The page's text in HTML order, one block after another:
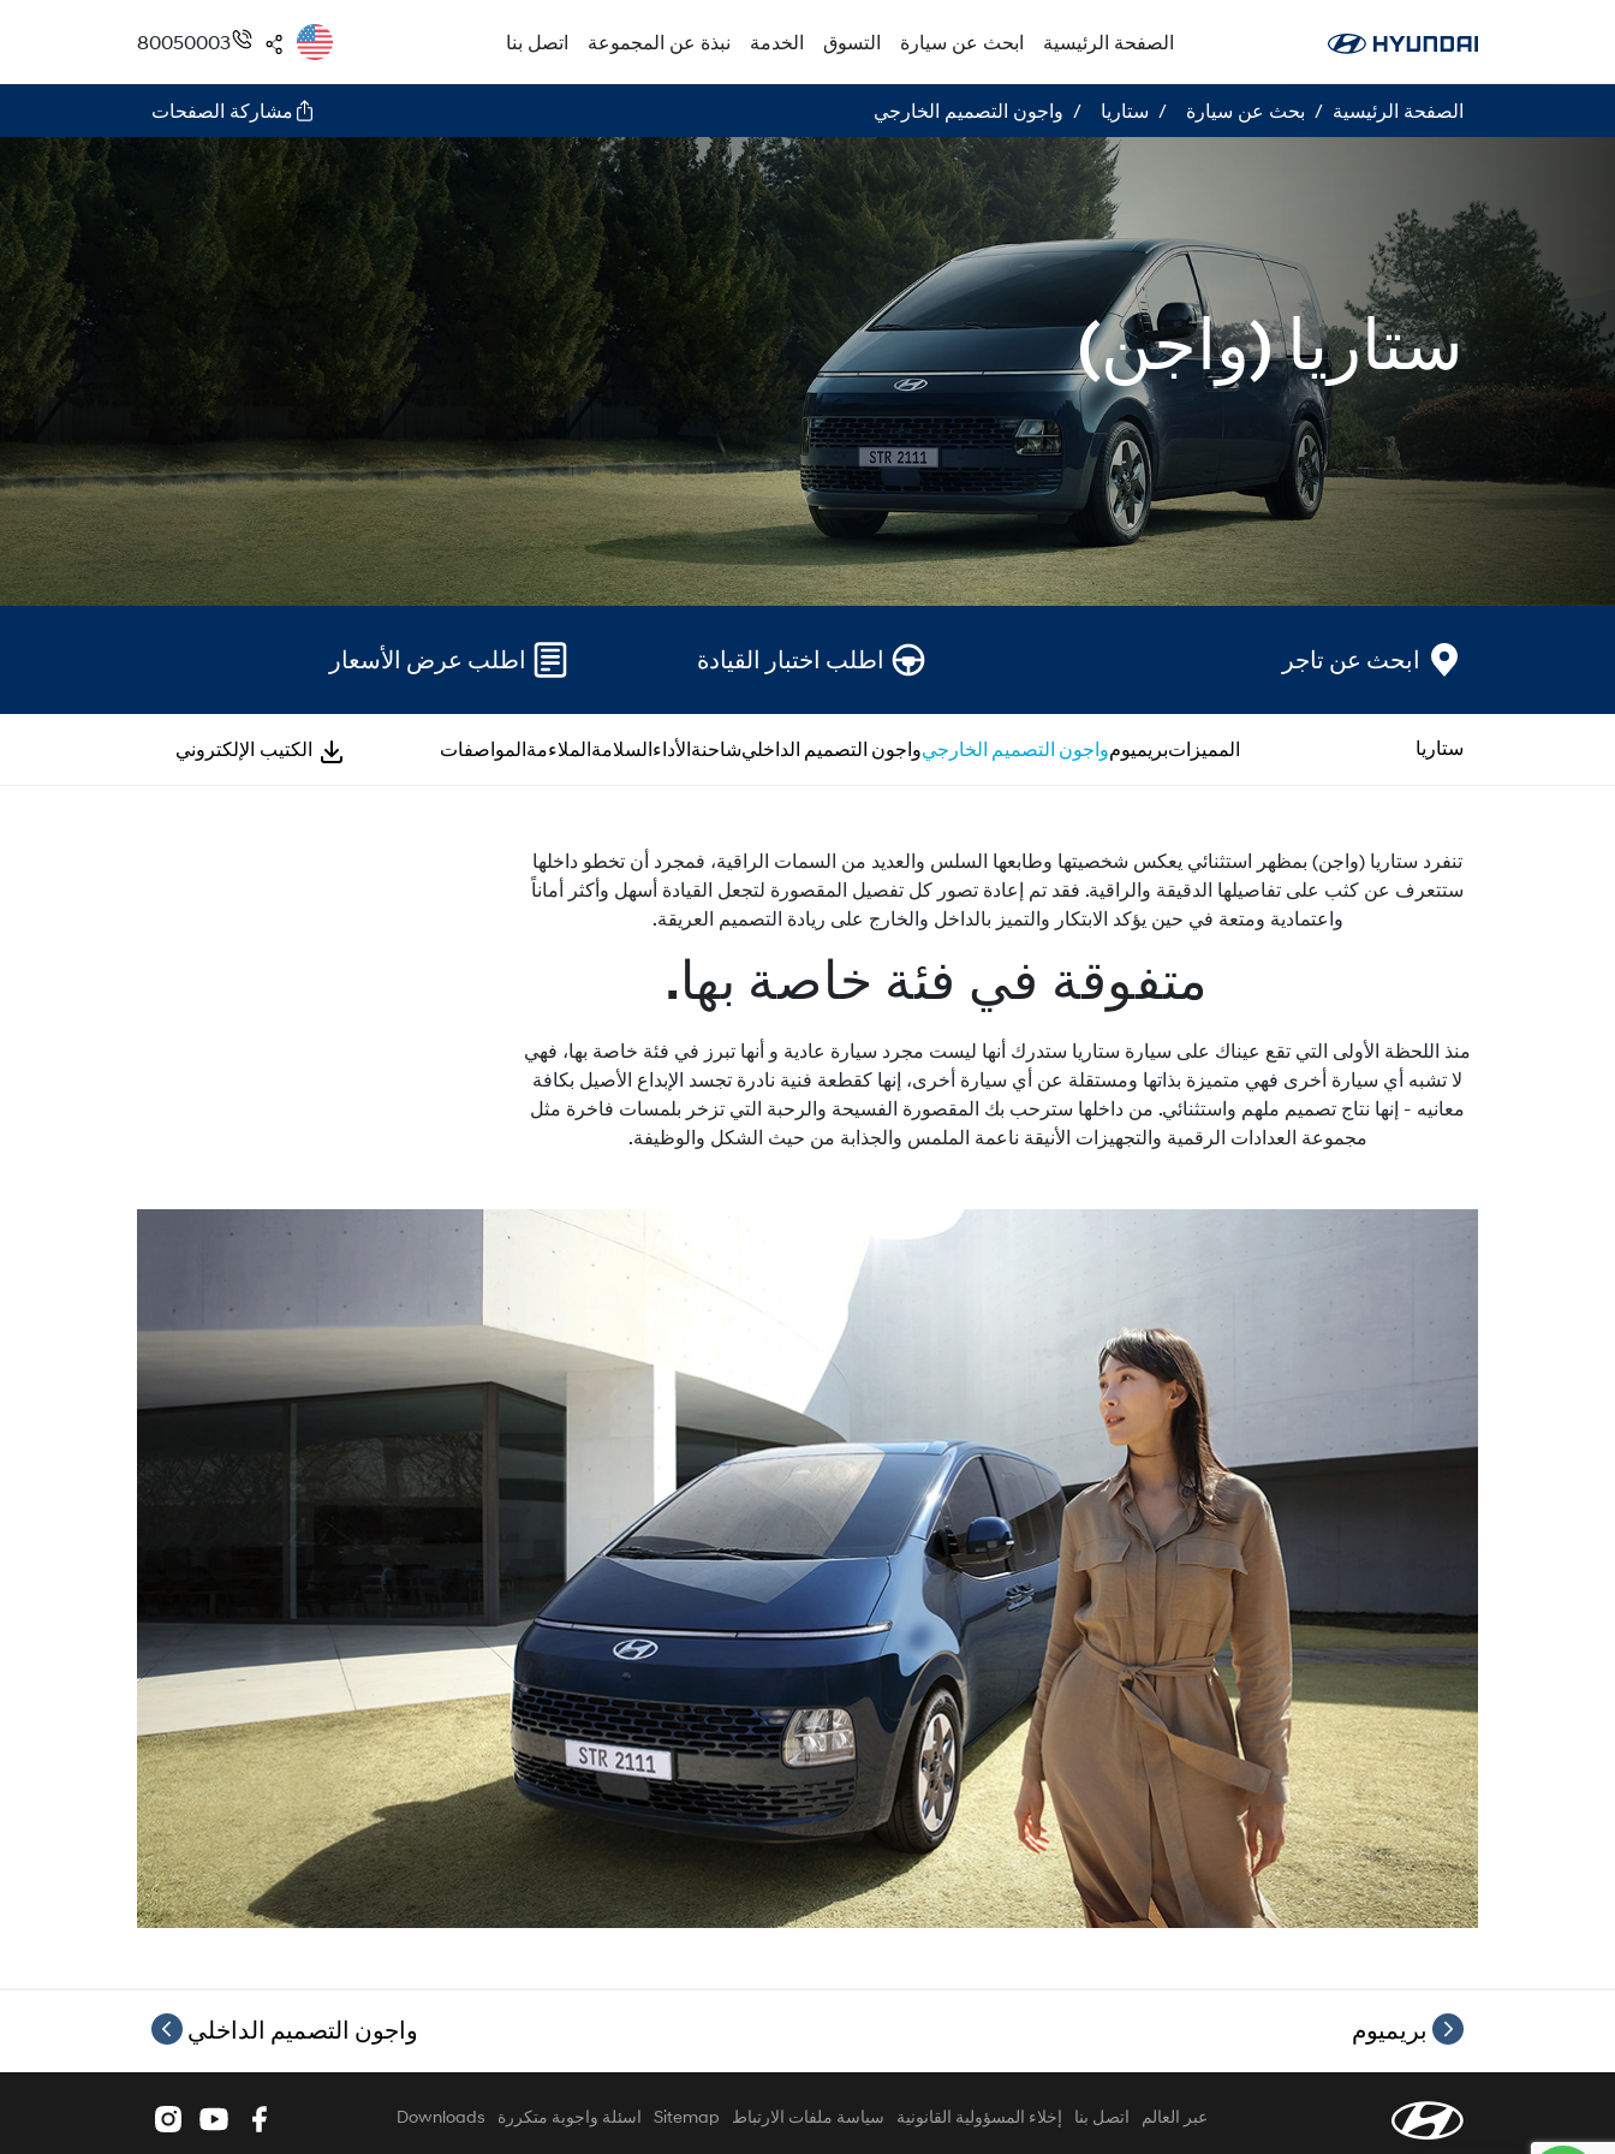
الصفحة الرئيسية ابحث عن سيارة التسوق الخدمة نبذة عن المجموعة اتصل بنا 80050003
الصفحة الرئيسية بحث عن سيارة ستاريا واجون التصميم الخارجي مشاركة الصفحات
ستاريا (واجن)
ابحث عن تاجر اطلب اختبار القيادة اطلب عرض الأسعار
ستاريا المميزاتبريميومواجون التصميم الخارجيواجون التصميم الداخليشاحنةالأداءالسلامةالملاءمةالمواصفات الكتيب الإلكتروني
تنفرد ستاريا (واجن) بمظهر استثنائي يعكس شخصيتها وطابعها السلس والعديد من السمات الراقية، فمجرد أن تخطو داخلها
ستتعرف عن كثب على تفاصيلها الدقيقة والراقية. فقد تم إعادة تصور كل تفصيل المقصورة لتجعل القيادة أسهل وأكثر أماناً
واعتمادية ومتعة في حين يؤكد الابتكار والتميز بالداخل والخارج على ريادة التصميم العريقة.
متفوقة في فئة خاصة بها.
منذ اللحظة الأولى التي تقع عيناك على سيارة ستاريا ستدرك أنها ليست مجرد سيارة عادية و أنها تبرز في فئة خاصة بها، فهي
لا تشبه أي سيارة أخرى فهي متميزة بذاتها ومستقلة عن أي سيارة أخرى، إنها كقطعة فنية نادرة تجسد الإبداع الأصيل بكافة
معانيه - إنها نتاج تصميم ملهم واستثنائي. من داخلها سترحب بك المقصورة الفسيحة والرحبة التي تزخر بلمسات فاخرة مثل
مجموعة العدادات الرقمية والتجهيزات الأنيقة ناعمة الملمس والجذابة من حيث الشكل والوظيفة.
بريميوم واجون التصميم الداخلي
عبر العالم اتصل بنا إخلاء المسؤولية القانونية سياسة ملفات الارتباط Sitemap اسئلة واجوبة متكررة Downloads